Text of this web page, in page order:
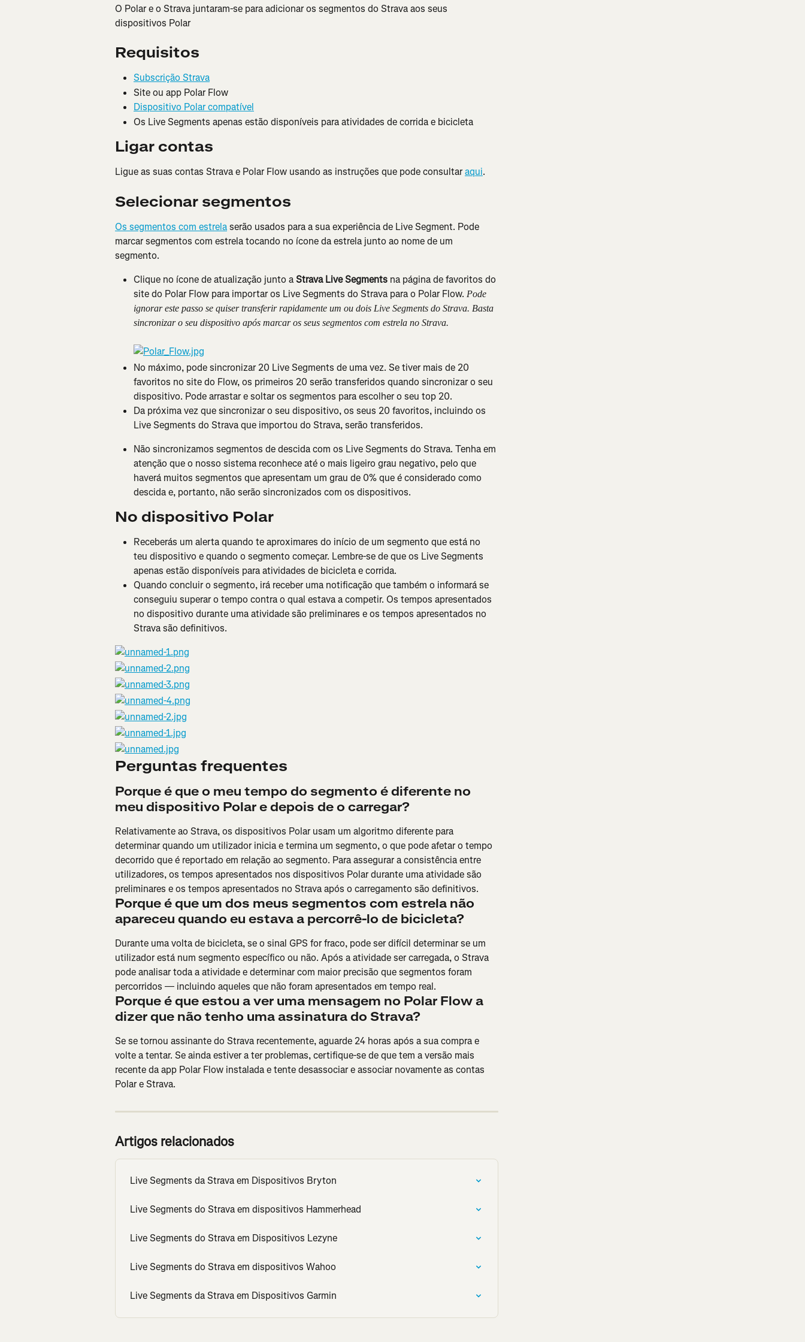
O Polar e o Strava juntaram-se para adicionar os segmentos do Strava aos seus
dispositivos Polar
Requisitos
Subscrição Strava
Site ou app Polar Flow
Dispositivo Polar compatível
Os Live Segments apenas estão disponíveis para atividades de corrida e bicicleta
Ligar contas
Ligue as suas contas Strava e Polar Flow usando as instruções que pode consultar aqui.
Selecionar segmentos
Os segmentos com estrela serão usados para a sua experiência de Live Segment. Pode
marcar segmentos com estrela tocando no ícone da estrela junto ao nome de um
segmento.
Clique no ícone de atualização junto a Strava Live Segments na página de favoritos do
site do Polar Flow para importar os Live Segments do Strava para o Polar Flow. Pode
ignorar este passo se quiser transferir rapidamente um ou dois Live Segments do Strava. Basta
sincronizar o seu dispositivo após marcar os seus segmentos com estrela no Strava.
No máximo, pode sincronizar 20 Live Segments de uma vez. Se tiver mais de 20
favoritos no site do Flow, os primeiros 20 serão transferidos quando sincronizar o seu
dispositivo. Pode arrastar e soltar os segmentos para escolher o seu top 20.
Da próxima vez que sincronizar o seu dispositivo, os seus 20 favoritos, incluindo os
Live Segments do Strava que importou do Strava, serão transferidos.
Não sincronizamos segmentos de descida com os Live Segments do Strava. Tenha em
atenção que o nosso sistema reconhece até o mais ligeiro grau negativo, pelo que
haverá muitos segmentos que apresentam um grau de 0% que é considerado como
descida e, portanto, não serão sincronizados com os dispositivos.
No dispositivo Polar
Receberás um alerta quando te aproximares do início de um segmento que está no
teu dispositivo e quando o segmento começar. Lembre-se de que os Live Segments
apenas estão disponíveis para atividades de bicicleta e corrida.
Quando concluir o segmento, irá receber uma notificação que também o informará se
conseguiu superar o tempo contra o qual estava a competir. Os tempos apresentados
no dispositivo durante uma atividade são preliminares e os tempos apresentados no
Strava são definitivos.
Perguntas frequentes
Porque é que o meu tempo do segmento é diferente no
meu dispositivo Polar e depois de o carregar?
Relativamente ao Strava, os dispositivos Polar usam um algoritmo diferente para
determinar quando um utilizador inicia e termina um segmento, o que pode afetar o tempo
decorrido que é reportado em relação ao segmento. Para assegurar a consistência entre
utilizadores, os tempos apresentados nos dispositivos Polar durante uma atividade são
preliminares e os tempos apresentados no Strava após o carregamento são definitivos.
Porque é que um dos meus segmentos com estrela não
apareceu quando eu estava a percorrê-lo de bicicleta?
Durante uma volta de bicicleta, se o sinal GPS for fraco, pode ser difícil determinar se um
utilizador está num segmento específico ou não. Após a atividade ser carregada, o Strava
pode analisar toda a atividade e determinar com maior precisão que segmentos foram
percorridos — incluindo aqueles que não foram apresentados em tempo real.
Porque é que estou a ver uma mensagem no Polar Flow a
dizer que não tenho uma assinatura do Strava?
Se se tornou assinante do Strava recentemente, aguarde 24 horas após a sua compra e
volte a tentar. Se ainda estiver a ter problemas, certifique-se de que tem a versão mais
recente da app Polar Flow instalada e tente desassociar e associar novamente as contas
Polar e Strava.
Artigos relacionados
Live Segments da Strava em Dispositivos Bryton
Live Segments do Strava em dispositivos Hammerhead
Live Segments do Strava em Dispositivos Lezyne
Live Segments do Strava em dispositivos Wahoo
Live Segments da Strava em Dispositivos Garmin